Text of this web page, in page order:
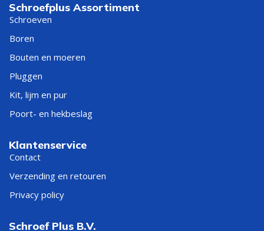
Schroefplus Assortiment
Schroeven
Boren
Bouten en moeren
Pluggen
Kit, lijm en pur
Poort- en hekbeslag
Klantenservice
Contact
Verzending en retouren
Privacy policy
Schroef Plus B.V.